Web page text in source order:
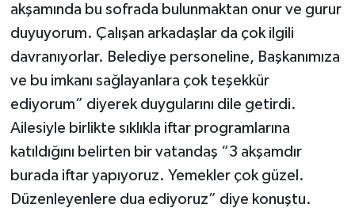
akşamında bu sofrada bulunmaktan onur ve gurur
duyuyorum. Çalışan arkadaşlar da çok ilgili
davranıyorlar. Belediye personeline, Başkanımıza
ve bu imkanı sağlayanlara çok teşekkür
ediyorum” diyerek duygularını dile getirdi.
Ailesiyle birlikte sıklıkla iftar programlarına
katıldığını belirten bir vatandaş “3 akşamdır
burada iftar yapıyoruz. Yemekler çok güzel.
Düzenleyenlere dua ediyoruz” diye konuştu.